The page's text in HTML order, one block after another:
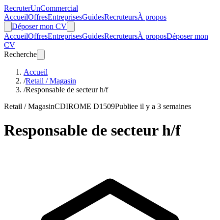
RecruterUnCommercial
AccueilOffresEntreprisesGuidesRecruteursÀ propos
Déposer mon CV
AccueilOffresEntreprisesGuidesRecruteursÀ proposDéposer mon
CV
Recherche
Accueil
/Retail / Magasin
/Responsable de secteur h/f
Retail / MagasinCDIROME D1509Publiee il y a 3 semaines
Responsable de secteur h/f